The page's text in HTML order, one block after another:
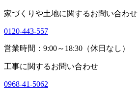
家づくりや土地に関するお問い合わせ
0120-443-557
営業時間：9:00～18:30（休日なし）
工事に関するお問い合わせ
0968-41-5062